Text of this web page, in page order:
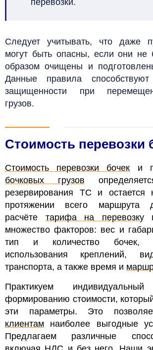
перевозки.
Следует учитывать, что даже
могут быть опасны, если они
образом очищены и
Данные правила
защищенности при
грузов.
Стоимость перевозки
Стоимость перевозки бочек и
бочковых грузов
резервирования ТС и остается
протяжении всего маршрута
расчёте тарифа на перевозку
множество факторов: вес и
тип и количество бочек,
использования креплений,
транспорта, а также время и
Практикуем
формированию стоимости,
эти параметры. Это
клиентам наиболее выгодные
Предлагаем различные